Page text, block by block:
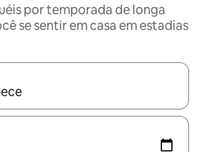
por temporada de longa
se sentir em casa em estadias
disponíveis, explore-os